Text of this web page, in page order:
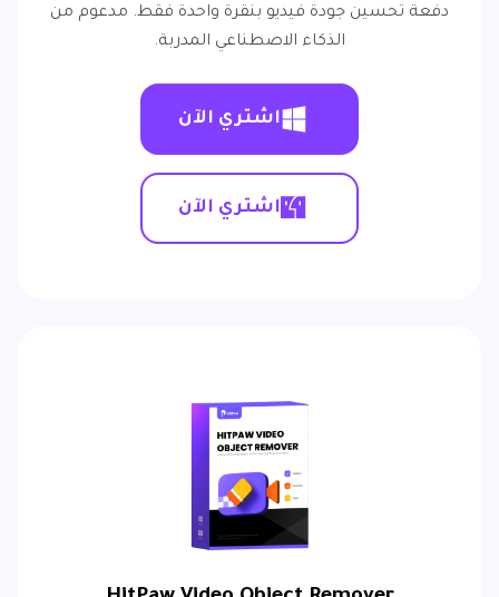
دفعة تحسين جودة فيديو بنقرة واحدة فقط. مدعوم من
الذكاء الاصطناعي المدربة.
اشتري الآن
اشتري الآن